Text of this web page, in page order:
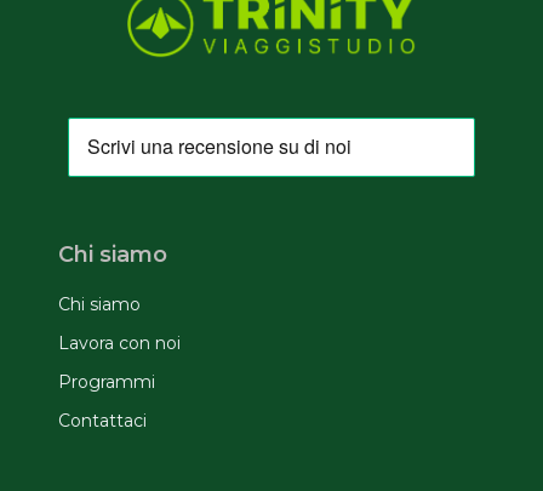
Chi siamo
Chi siamo
Lavora con noi
Programmi
Contattaci